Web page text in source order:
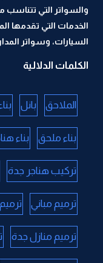
والسواتر التي
الخدمات التي تقدمها
السيارات، وسواتر
الكلمات الدلالية
الملاحق بانل
بناء ملحق بناء
تركيب هناجر جدة
ترميم مباني
ترميم منازل جدة